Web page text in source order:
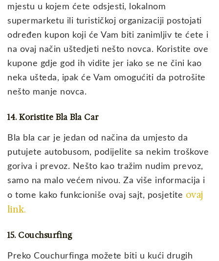
mjestu u kojem ćete odsjesti, lokalnom
supermarketu ili turističkoj organizaciji postojati
određen kupon koji će Vam biti zanimljiv te ćete i
na ovaj način uštedjeti nešto novca. Koristite ove
kupone gdje god ih vidite jer iako se ne čini kao
neka ušteda, ipak će Vam omogućiti da potrošite
nešto manje novca.
14. Koristite Bla Bla Car
Bla bla car je jedan od načina da umjesto da
putujete autobusom, podijelite sa nekim troškove
goriva i prevoz. Nešto kao tražim nudim prevoz,
samo na malo većem nivou. Za više informacija i
o tome kako funkcioniše ovaj sajt, posjetite ovaj
link.
15. Couchsurfing
Preko Couchurfinga možete biti u kući drugih